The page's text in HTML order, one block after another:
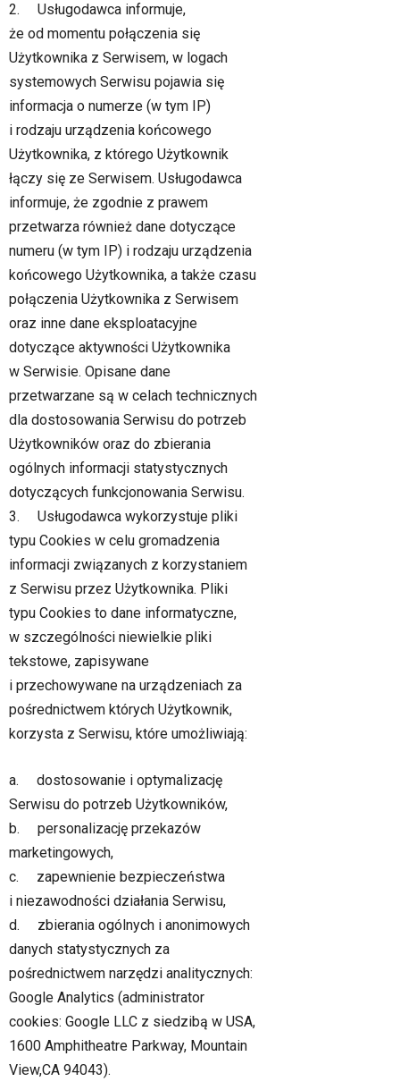
2. Usługodawca informuje,
że od momentu połączenia się
Użytkownika z Serwisem, w logach
systemowych Serwisu pojawia się
informacja o numerze (w tym IP)
i rodzaju urządzenia końcowego
Użytkownika, z którego Użytkownik
łączy się ze Serwisem. Usługodawca
informuje, że zgodnie z prawem
przetwarza również dane dotyczące
numeru (w tym IP) i rodzaju urządzenia
końcowego Użytkownika, a także czasu
połączenia Użytkownika z Serwisem
oraz inne dane eksploatacyjne
dotyczące aktywności Użytkownika
w Serwisie. Opisane dane
przetwarzane są w celach technicznych
dla dostosowania Serwisu do potrzeb
Użytkowników oraz do zbierania
ogólnych informacji statystycznych
dotyczących funkcjonowania Serwisu.
3. Usługodawca wykorzystuje pliki
typu Cookies w celu gromadzenia
informacji związanych z korzystaniem
z Serwisu przez Użytkownika. Pliki
typu Cookies to dane informatyczne,
w szczególności niewielkie pliki
tekstowe, zapisywane
i przechowywane na urządzeniach za
pośrednictwem których Użytkownik,
korzysta z Serwisu, które umożliwiają:
a. dostosowanie i optymalizację
Serwisu do potrzeb Użytkowników,
b. personalizację przekazów
marketingowych,
c. zapewnienie bezpieczeństwa
i niezawodności działania Serwisu,
d. zbierania ogólnych i anonimowych
danych statystycznych za
pośrednictwem narzędzi analitycznych:
Google Analytics (administrator
cookies: Google LLC z siedzibą w USA,
1600 Amphitheatre Parkway, Mountain
View,CA 94043).